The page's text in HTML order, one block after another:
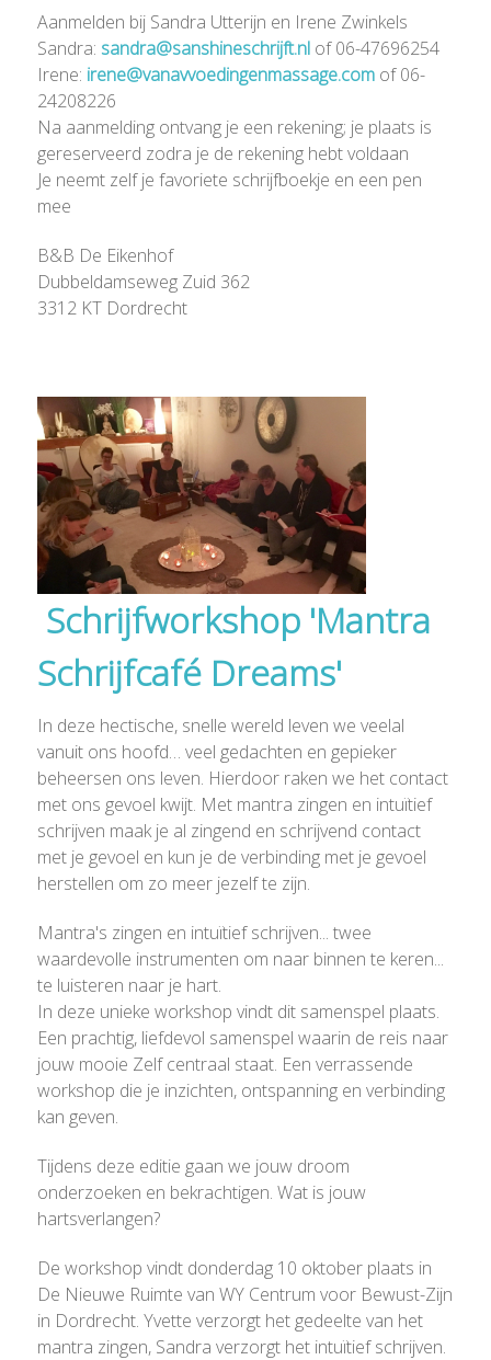
Aanmelden bij Sandra Utterijn en Irene Zwinkels
Sandra: sandra@sanshineschrijft.nl of 06-47696254
Irene: irene@vanavvoedingenmassage.com of 06-
24208226
Na aanmelding ontvang je een rekening; je plaats is
gereserveerd zodra je de rekening hebt voldaan
Je neemt zelf je favoriete schrijfboekje en een pen
mee
B&B De Eikenhof
Dubbeldamseweg Zuid 362
3312 KT Dordrecht
Schrijfworkshop 'Mantra
Schrijfcafé Dreams'
In deze hectische, snelle wereld leven we veelal
vanuit ons hoofd… veel gedachten en gepieker
beheersen ons leven. Hierdoor raken we het contact
met ons gevoel kwijt. Met mantra zingen en intuïtief
schrijven maak je al zingend en schrijvend contact
met je gevoel en kun je de verbinding met je gevoel
herstellen om zo meer jezelf te zijn.
Mantra's zingen en intuïtief schrijven... twee
waardevolle instrumenten om naar binnen te keren...
te luisteren naar je hart.
In deze unieke workshop vindt dit samenspel plaats.
Een prachtig, liefdevol samenspel waarin de reis naar
jouw mooie Zelf centraal staat. Een verrassende
workshop die je inzichten, ontspanning en verbinding
kan geven.
Tijdens deze editie gaan we jouw droom
onderzoeken en bekrachtigen. Wat is jouw
hartsverlangen?
De workshop vindt donderdag 10 oktober plaats in
De Nieuwe Ruimte van WY Centrum voor Bewust-Zijn
in Dordrecht. Yvette verzorgt het gedeelte van het
mantra zingen, Sandra verzorgt het intuïtief schrijven.